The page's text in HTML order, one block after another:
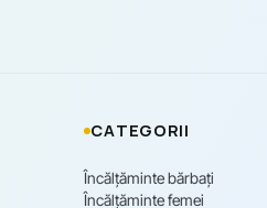
CATEGORII
Încălțăminte bărbați
Încălțăminte femei